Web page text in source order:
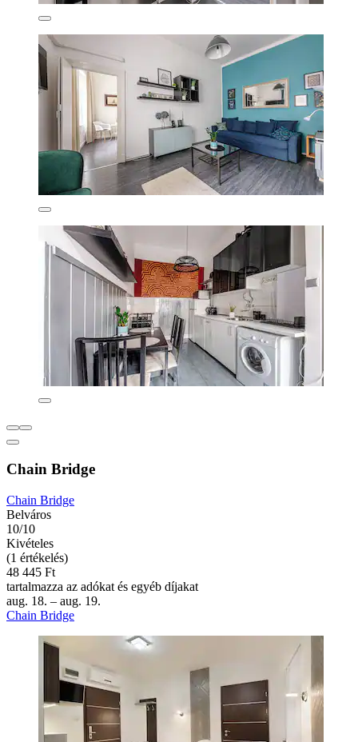
Chain Bridge
Chain Bridge
Belváros
10/10
Kivételes
(1 értékelés)
48 445 Ft
tartalmazza az adókat és egyéb díjakat
aug. 18. – aug. 19.
Chain Bridge